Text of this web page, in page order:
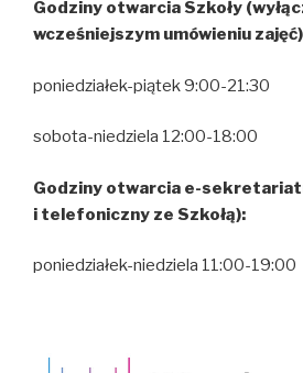
Godziny otwarcia Szkoły
wcześniejszym umówieniu
poniedziałek-piątek 9:00-21:30
sobota-niedziela 12:00-18:00
Godziny otwarcia e-
i telefoniczny ze Szkołą):
poniedziałek-niedziela 11:00-19:00